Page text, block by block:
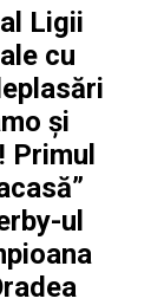
Ligii
cu
și
Primul
ul